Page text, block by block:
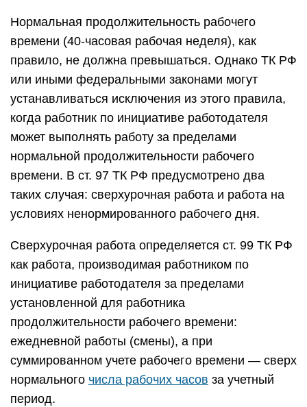
Нормальная продолжительность рабочего
времени (40-часовая рабочая неделя), как
правило, не должна превышаться. Однако ТК РФ
или иными федеральными законами могут
устанавливаться исключения из этого правила,
когда работник по инициативе работодателя
может выполнять работу за пределами
нормальной продолжительности рабочего
времени. В ст. 97 ТК РФ предусмотрено два
таких случая: сверхурочная работа и работа на
условиях ненормированного рабочего дня.
Сверхурочная работа определяется ст. 99 ТК РФ
как работа, производимая работником по
инициативе работодателя за пределами
установленной для работника
продолжительности рабочего времени:
ежедневной работы (смены), а при
суммированном учете рабочего времени — сверх
нормального числа рабочих часов за учетный
период.